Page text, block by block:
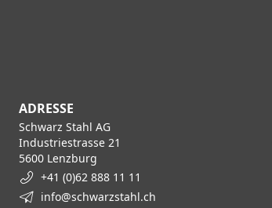
ADRESSE
Schwarz Stahl AG
Industriestrasse 21
5600 Lenzburg
+41 (0)62 888 11 11
info@schwarzstahl.ch